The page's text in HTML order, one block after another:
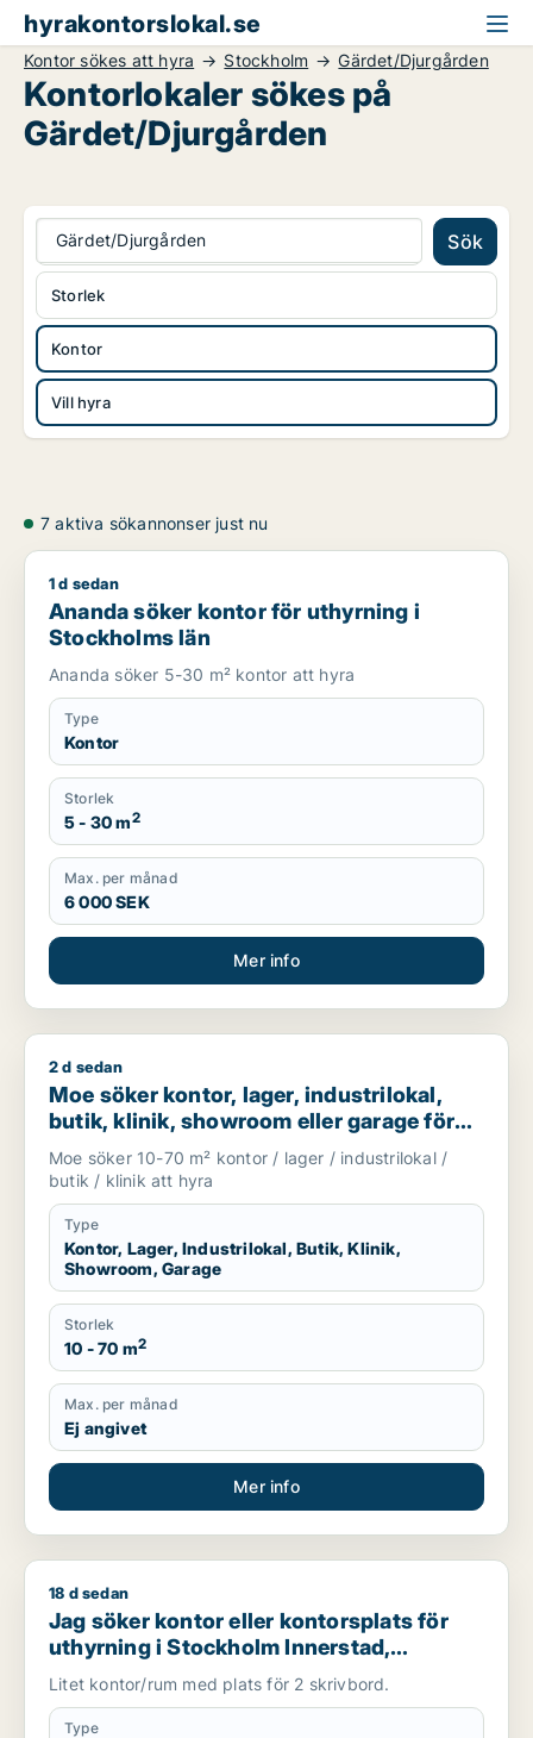
hyrakontorslokal.se
Kontor sökes att hyra Stockholm Gärdet/Djurgården
Kontorlokaler sökes på
Gärdet/Djurgården
Gärdet/Djurgården Sök
Kontor
Vill hyra
Storlek
7 aktiva sökannonser just nu
Ananda söker kontor för uthyrning i Stockholms län
1 d sedan
Ananda söker kontor för uthyrning i
Stockholms län
Ananda söker 5-30 m² kontor att hyra
Type
Kontor
Storlek
5 - 30 m2
Max. per månad
6 000 SEK
Mer info
Moe söker kontor, lager, industrilokal, butik, klinik,
2 d sedan
Moe söker kontor, lager, industrilokal,
butik, klinik, showroom eller garage för
uthyrning i Stockholm
Moe söker 10-70 m² kontor / lager / industrilokal /
butik / klinik att hyra
Type
Kontor, Lager, Industrilokal, Butik, Klinik,
Showroom, Garage
Storlek
10 - 70 m2
Max. per månad
Ej angivet
Mer info
Jag söker kontor eller kontorsplats för uthyrning i
18 d sedan
Jag söker kontor eller kontorsplats för
uthyrning i Stockholm Innerstad,
Kungsholmen eller Vasastan m.fl.
Litet kontor/rum med plats för 2 skrivbord.
Type